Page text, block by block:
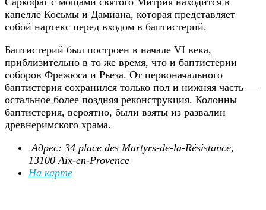
капелле Косьмы и Дамиана, которая представляет
собой нартекс перед входом в баптистерий.
Баптистерий был построен в начале VI века,
приблизительно в то же время, что и баптистерии
соборов Фрежюса и Рьеза. От первоначального
баптистерия сохранился только пол и нижняя часть —
остальное более поздняя реконструкция. Колонны
баптистерия, вероятно, были взяты из развалин
древнеримского храма.
Адрес: 34 place des Martyrs-de-la-Résistance,
13100 Aix-en-Provence
На карте